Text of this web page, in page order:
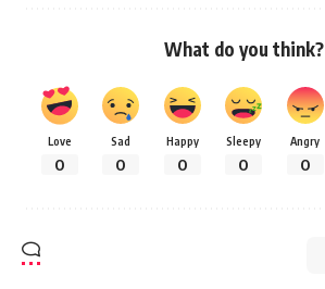
What do you think?
Love
0
Sad
0
Happy
0
Sleepy
0
Angry
0